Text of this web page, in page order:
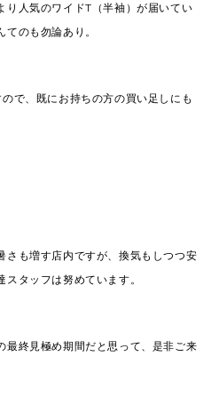
り人気のワイドT（半袖）が届いてい
のも勿論あり。
で、既にお持ちの方の買い足しにも
さも増す店内ですが、換気もしつつ安
タッフは努めています。
最終見極め期間だと思って、是非ご来